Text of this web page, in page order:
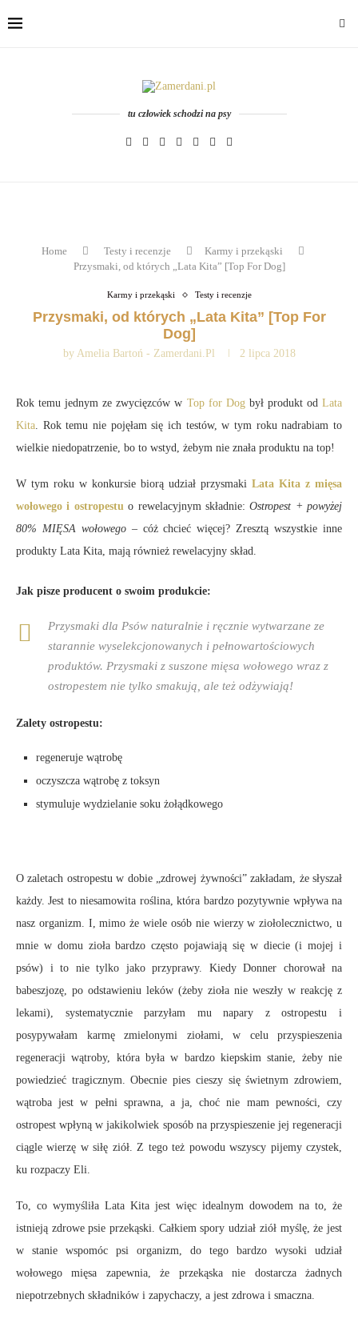
tu człowiek schodzi na psy
Home Testy i recenzje
Karmy i przekąski
Przysmaki, od których „Lata Kita” [Top For Dog]
Karmy i przekąski Testy i recenzje
Przysmaki, od których „Lata Kita” [Top For
Dog]
by Amelia Bartoń - Zamerdani.pl 2 lipca 2018
Rok temu jednym ze zwycięzców w Top for Dogbył produkt odLata
Kita. Rok temu nie pojęłam się ich testów, w tym roku nadrabiam to
wielkie niedopatrzenie, bo to wstyd, żebym nie znała produktu na top!
W tym roku w konkursie biorą udział przysmaki Lata Kita z mięsa
wołowego i ostropestuo rewelacyjnym składnie:Ostropest + powyżej
80% MIĘSA wołowego– cóż chcieć więcej? Zresztą wszystkie inne
produkty Lata Kita, mają również rewelacyjny skład.
Jak pisze producent o swoim produkcie:
Przysmaki dla Psów naturalnie i ręcznie wytwarzane ze
starannie wyselekcjonowanych i pełnowartościowych
produktów. Przysmaki z suszone mięsa wołowego wraz z
ostropestem nie tylko smakują, ale też odżywiają!
Zalety ostropestu:
regeneruje wątrobę
oczyszcza wątrobę z toksyn
stymuluje wydzielanie soku żołądkowego
O zaletach ostropestu w dobie „zdrowej żywności” zakładam, że słyszał
każdy. Jest to niesamowita roślina, która bardzo pozytywnie wpływa na
nasz organizm. I, mimo że wiele osób nie wierzy w ziołolecznictwo, u
mnie w domu zioła bardzo często pojawiają się w diecie (i mojej i
psów) i to nie tylko jako przyprawy. Kiedy Donner chorował na
babeszjozę, po odstawieniu leków (żeby zioła nie weszły w reakcję z
lekami), systematycznie parzyłam mu napary z ostropestu i
posypywałam karmę zmielonymi ziołami, w celu przyspieszenia
regeneracji wątroby, która była w bardzo kiepskim stanie, żeby nie
powiedzieć tragicznym. Obecnie pies cieszy się świetnym zdrowiem,
wątroba jest w pełni sprawna, a ja, choć nie mam pewności, czy
ostropest wpłyną w jakikolwiek sposób na przyspieszenie jej regeneracji
ciągle wierzę w siłę ziół. Z tego też powodu wszyscy pijemy czystek,
ku rozpaczy Eli.
To, co wymyśliła Lata Kita jest więc idealnym dowodem na to, że
istnieją zdrowe psie przekąski. Całkiem spory udział ziół myślę, że jest
w stanie wspomóc psi organizm, do tego bardzo wysoki udział
wołowego mięsa zapewnia, że przekąska nie dostarcza żadnych
niepotrzebnych składników i zapychaczy, a jest zdrowa i smaczna.